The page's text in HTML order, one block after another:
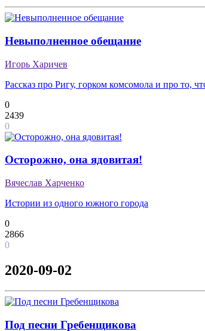
Невыполненное обещание
Игорь Харичев
Рассказ про Ригу, горком комсомола и про то,
0
2439
0
Осторожно, она ядовитая!
Вячеслав Харченко
Истории из одного южного города
0
2866
0
2020-09-02
Под песни Гребенщикова